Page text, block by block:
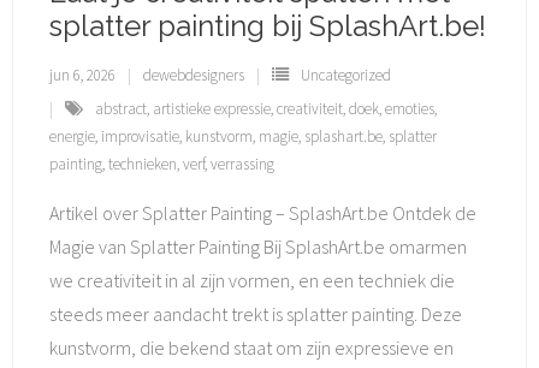
splatter painting bij SplashArt.be!
jun 6, 2026 dewebdesigners
Uncategorized
abstract, artistieke expressie,creativiteit,doek,emoties,
energie, improvisatie, kunstvorm, magie, splashart.be, splatter
painting,technieken,verf,verrassing
Artikel over Splatter Painting – SplashArt.be Ontdek de
Magie van Splatter Painting Bij SplashArt.be omarmen
we creativiteit in al zijn vormen, en een techniek die
steeds meer aandacht trekt is splatter painting. Deze
kunstvorm, die bekend staat om zijn expressieve en